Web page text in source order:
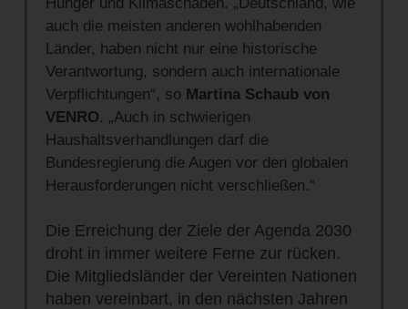
auch die meisten anderen wohlhabenden
Länder, haben nicht nur eine historische
Verantwortung, sondern auch internationale
Verpflichtungen“, so Martina Schaub von
VENRO. „Auch in schwierigen
Haushaltsverhandlungen darf die
Bundesregierung die Augen vor den globalen
Herausforderungen nicht verschließen.“
Die Erreichung der Ziele der Agenda 2030
droht in immer weitere Ferne zur rücken.
Die Mitgliedsländer der Vereinten Nationen
haben vereinbart, in den nächsten Jahren